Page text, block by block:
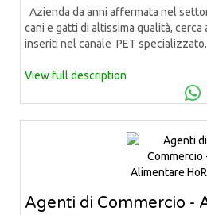
Azienda da anni affermata nel
cani e gatti di altissima qualità,
inseriti nel canale PET
View full description
Agenti di Commercio -